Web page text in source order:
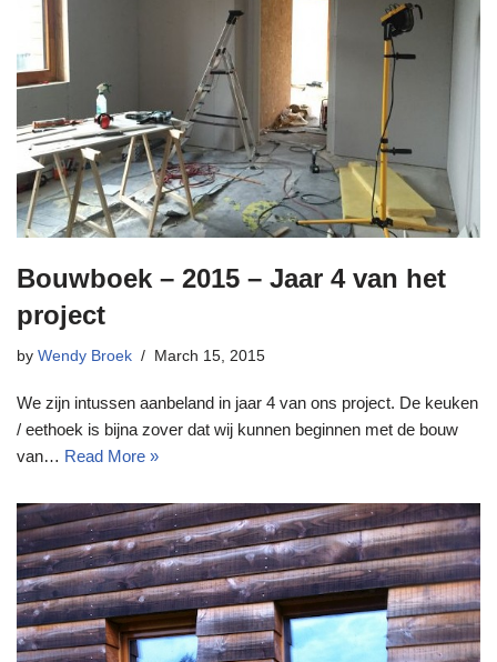
Bouwboek – 2015 – Jaar 4 van het
project
by Wendy Broek March 15, 2015
We zijn intussen aanbeland in jaar 4 van ons project. De keuken
/ eethoek is bijna zover dat wij kunnen beginnen met de bouw
van… Read More »